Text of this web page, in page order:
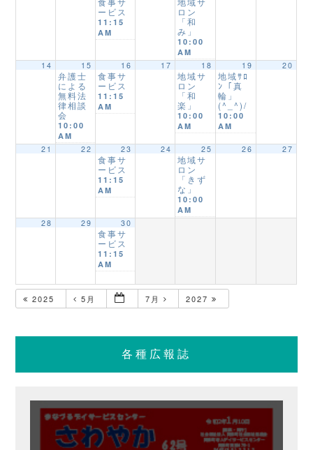
ービス
11:15
AM
ロン
「和
み」
10:00
AM
14 15
弁護士
による
無料法
律相談
会
10:00
AM
16
食事サ
ービス
11:15
AM
17 18
地域サ
ロン
「和
楽」
10:00
AM
19
地域ｻﾛ
ﾝ「真
輪」
(^_^)/
10:00
AM
20
21 22 23
食事サ
ービス
11:15
AM
24 25
地域サ
ロン
「きず
な」
10:00
AM
26 27
28 29 30
食事サ
ービス
11:15
AM
2025 5月 7月 2027
各種広報誌